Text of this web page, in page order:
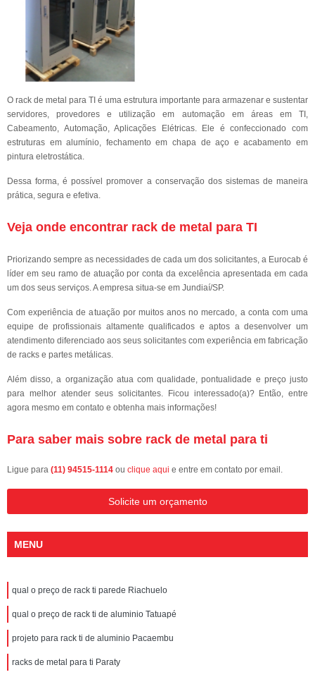
O rack de metal para TI é uma estrutura importante para armazenar e sustentar
servidores, provedores e utilização em automação em áreas em TI,
Cabeamento, Automação, Aplicações Elétricas. Ele é confeccionado com
estruturas em alumínio, fechamento em chapa de aço e acabamento em
pintura eletrostática.
Dessa forma, é possível promover a conservação dos sistemas de maneira
prática, segura e efetiva.
Veja onde encontrar rack de metal para TI
Priorizando sempre as necessidades de cada um dos solicitantes, a Eurocab é
líder em seu ramo de atuação por conta da excelência apresentada em cada
um dos seus serviços. A empresa situa-se em Jundiaí/SP.
Com experiência de atuação por muitos anos no mercado, a conta com uma
equipe de profissionais altamente qualificados e aptos a desenvolver um
atendimento diferenciado aos seus solicitantes com experiência em fabricação
de racks e partes metálicas.
Além disso, a organização atua com qualidade, pontualidade e preço justo
para melhor atender seus solicitantes. Ficou interessado(a)? Então, entre
agora mesmo em contato e obtenha mais informações!
Para saber mais sobre rack de metal para ti
Ligue para (11) 94515-1114 ou clique aqui e entre em contato por email.
Solicite um orçamento
MENU
qual o preço de rack ti parede Riachuelo
qual o preço de rack ti de aluminio Tatuapé
projeto para rack ti de aluminio Pacaembu
racks de metal para ti Paraty